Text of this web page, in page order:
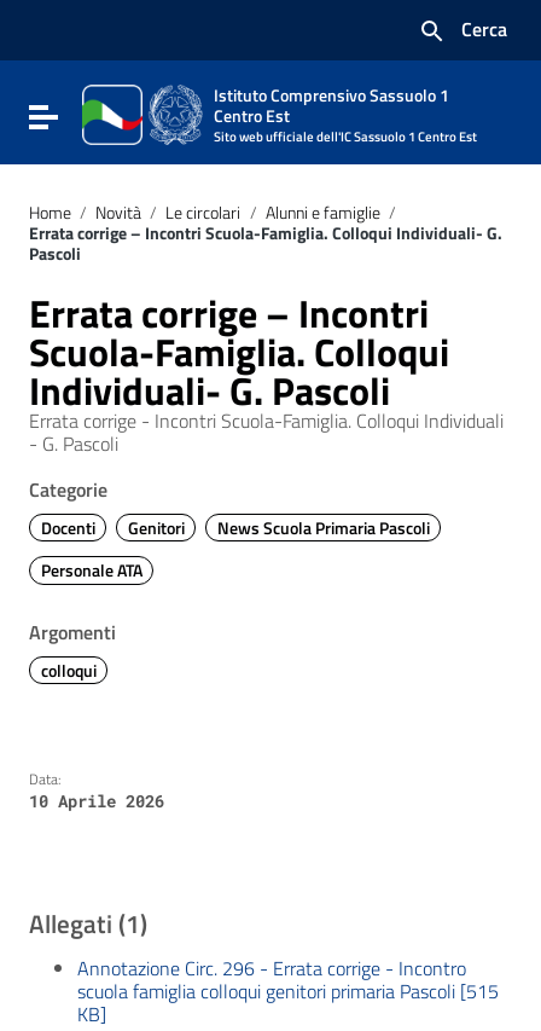
Vai al footer
Cerca
Attiva / disattiva la navigazione
Istituto Comprensivo Sassuolo 1
Centro Est
Sito web ufficiale dell'IC Sassuolo 1 Centro Est
Home / Novità / Le circolari / Alunni e famiglie /
Errata corrige – Incontri Scuola-Famiglia. Colloqui Individuali- G.
Pascoli
Errata corrige – Incontri
Scuola-Famiglia. Colloqui
Individuali- G. Pascoli
Errata corrige - Incontri Scuola-Famiglia. Colloqui Individuali
- G. Pascoli
Categorie
Docenti Genitori
News Scuola Primaria Pascoli
Personale ATA
Argomenti
colloqui
Data:
10 Aprile 2026
Allegati (1)
Annotazione Circ. 296 - Errata corrige - Incontro
scuola famiglia colloqui genitori primaria Pascoli [515
KB]